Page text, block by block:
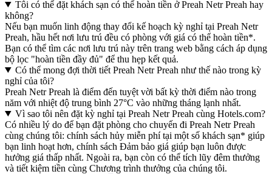
Tôi có thể đặt khách sạn có thể hoàn tiền ở Preah Netr Preah hay
không?
Nếu bạn muốn linh động thay đổi kế hoạch kỳ nghỉ tại Preah Netr
Preah, hầu hết nơi lưu trú đều có phòng với giá có thể hoàn tiền*.
Bạn có thể tìm các nơi lưu trú này trên trang web bằng cách áp dụng
bộ lọc "hoàn tiền đầy đủ" để thu hẹp kết quả.
Có thể mong đợi thời tiết Preah Netr Preah như thế nào trong kỳ
nghỉ của tôi?
Preah Netr Preah là điểm đến tuyệt vời bất kỳ thời điểm nào trong
năm với nhiệt độ trung bình 27°C vào những tháng lạnh nhất.
Vì sao tôi nên đặt kỳ nghỉ tại Preah Netr Preah cùng Hotels.com?
Có nhiều lý do để bạn đặt phòng cho chuyến đi Preah Netr Preah
cùng chúng tôi: chính sách hủy miễn phí tại một số khách sạn* giúp
bạn linh hoạt hơn, chính sách Đảm bảo giá giúp bạn luôn được
hưởng giá thấp nhất. Ngoài ra, bạn còn có thể tích lũy đêm thưởng
và tiết kiệm tiền cùng Chương trình thưởng của chúng tôi.